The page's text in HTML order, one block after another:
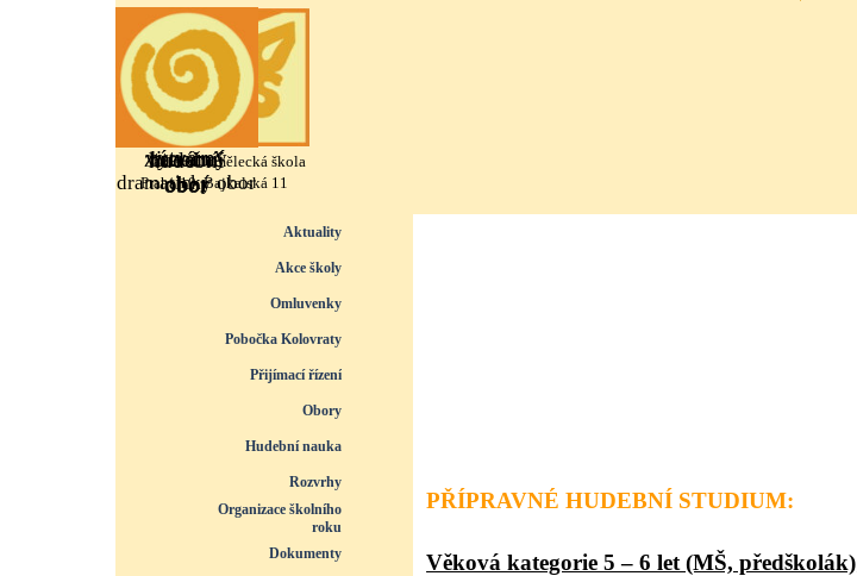
výtvarný
taneční
literárně
hudební
Základní umělecká škola
Praha 10, Bajkalská 11
obor
obor
dramatický obor
obor
Přeskočit menu
Aktuality
Akce školy
Omluvenky
Pobočka Kolovraty
Přijímací řízení
Obory
Hudební nauka
Rozvrhy
Organizace školního
roku
Dokumenty
▼
PŘÍPRAVNÉ HUDEBNÍ STUDIUM:
Věková kategorie 5 – 6 let (MŠ, předškolák)